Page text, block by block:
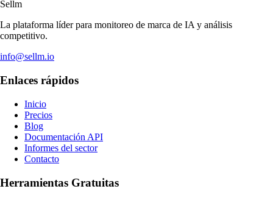
Sellm
La plataforma líder para monitoreo de marca de IA y análisis
competitivo.
info@sellm.io
Enlaces rápidos
Inicio
Precios
Blog
Documentación API
Informes del sector
Contacto
Herramientas Gratuitas